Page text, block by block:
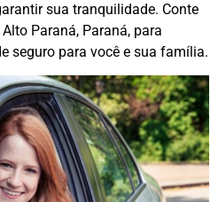
sua tranquilidade. Conte
Paraná, Paraná, para
seguro para você e sua família.